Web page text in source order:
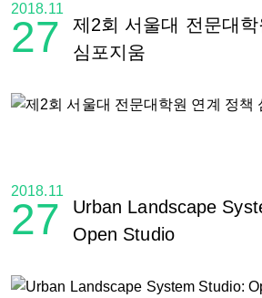
2018.11
27
제2회 서울대 전문대
심포지움
2018.11
27
Urban Landscape
Open Studio